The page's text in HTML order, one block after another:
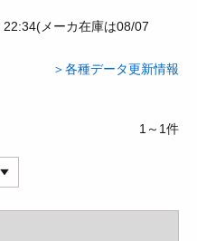
メーカ在庫は08/07
＞各種データ更新情報
1～1件